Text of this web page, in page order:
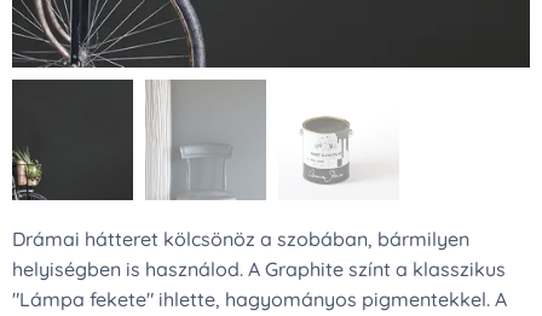
Drámai hátteret kölcsönöz a szobában, bármilyen
helyiségben is használod. A Graphite színt a klasszikus
"Lámpa fekete" ihlette, hagyományos pigmentekkel. A